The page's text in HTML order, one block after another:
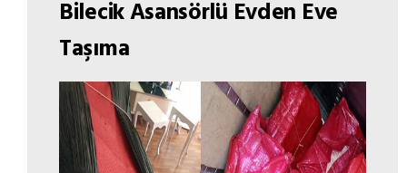
Bilecik Asansörlü Evden Eve
Taşıma